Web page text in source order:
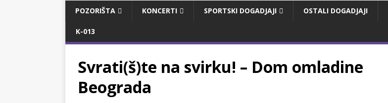
POZORIŠTA KONCERTI SPORTSKI DOGADJAJI OSTALI DOGADJAJI
K-013
Svrati(š)te na svirku! – Dom omladine
Beograda